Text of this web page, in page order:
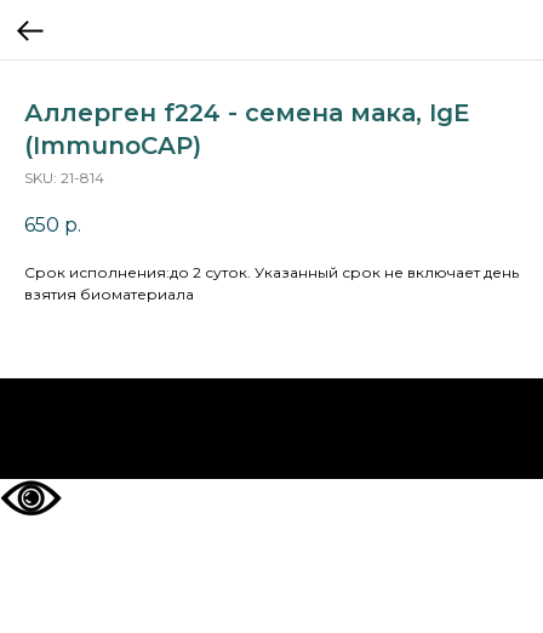
Аллерген f224 - семена мака, IgE
(ImmunoCAP)
SKU: 21-814
650 р.
Cрок исполнения:до 2 суток. Указанный срок не включает день
взятия биоматериала